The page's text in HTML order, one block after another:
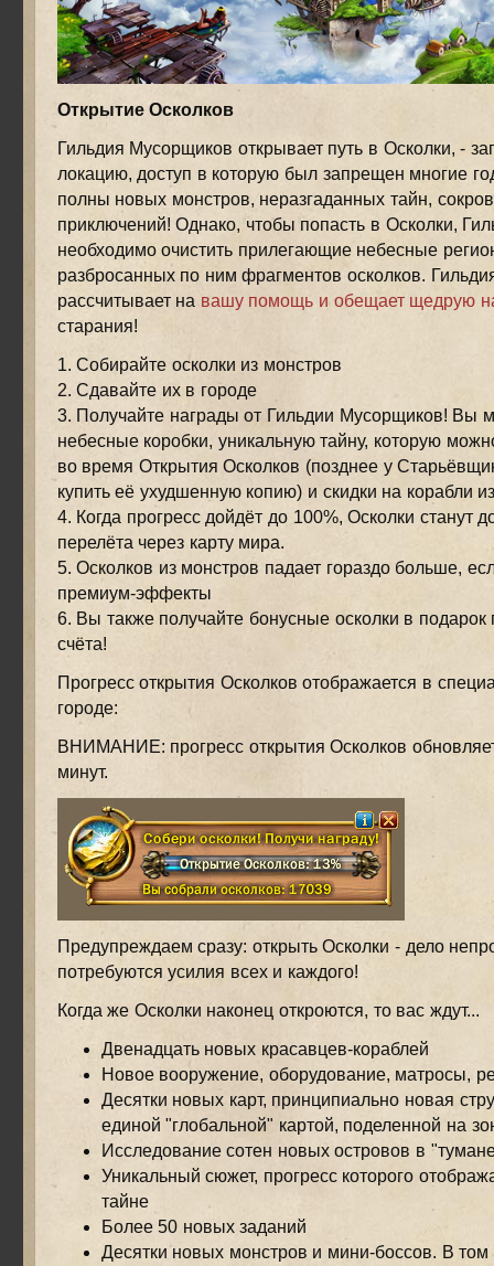
Открытие Осколков
Гильдия Мусорщиков открывает путь в Осколки, -
локацию, доступ в которую был запрещен многие
полны новых монстров, неразгаданных тайн,
приключений! Однако, чтобы попасть в Осколки,
необходимо очистить прилегающие небесные
разбросанных по ним фрагментов осколков.
рассчитывает на вашу помощь и обещает щедрую
старания!
1. Собирайте осколки из монстров
2. Сдавайте их в городе
3. Получайте награды от Гильдии Мусорщиков! Вы
небесные коробки, уникальную тайну, которую
во время Открытия Осколков (позднее у
купить её ухудшенную копию) и скидки на корабли
4. Когда прогресс дойдёт до 100%, Осколки станут
перелёта через карту мира.
5. Осколков из монстров падает гораздо больше,
премиум-эффекты
6. Вы также получайте бонусные осколки в
счёта!
Прогресс открытия Осколков отображается в
городе:
ВНИМАНИЕ: прогресс открытия Осколков
минут.
Предупреждаем сразу: открыть Осколки - дело
потребуются усилия всех и каждого!
Когда же Осколки наконец откроются, то вас ждут...
Двенадцать новых красавцев-кораблей
Новое вооружение, оборудование, матросы,
Десятки новых карт, принципиально новая
единой "глобальной" картой, поделенной на
Исследование сотен новых островов в
Уникальный сюжет, прогресс которого
тайне
Более 50 новых заданий
Десятки новых монстров и мини-боссов. В том